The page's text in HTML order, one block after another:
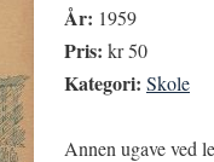
År: 1959
Pris: kr 50
Kategori: Skole
Annen ugave ved